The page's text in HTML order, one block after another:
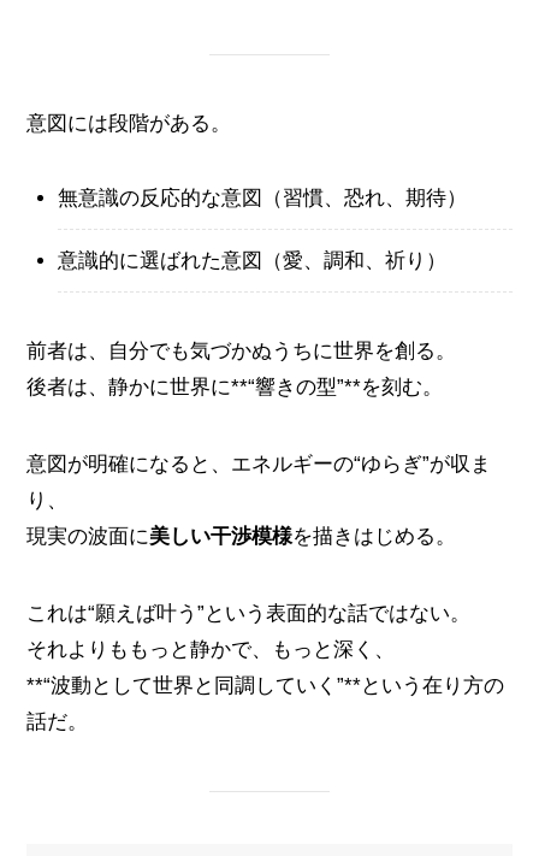
意図には段階がある。
無意識の反応的な意図（習慣、恐れ、期待）
意識的に選ばれた意図（愛、調和、祈り）
前者は、自分でも気づかぬうちに世界を創る。
後者は、静かに世界に**“響きの型”**を刻む。
意図が明確になると、エネルギーの“ゆらぎ”が収ま
り、
現実の波面に美しい干渉模様を描きはじめる。
これは“願えば叶う”という表面的な話ではない。
それよりももっと静かで、もっと深く、
**“波動として世界と同調していく”**という在り方の
話だ。